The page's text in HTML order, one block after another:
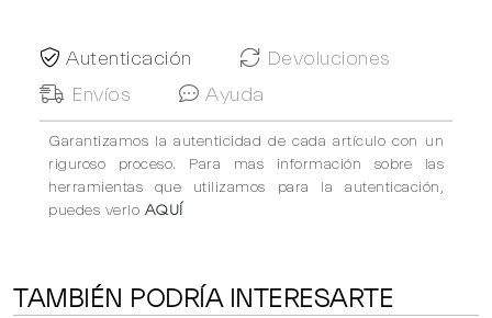
Autenticación
Devoluciones
Envíos
Ayuda
Garantizamos la autenticidad de cada artículo con un
riguroso proceso. Para mas información sobre las
herramientas que utilizamos para la autenticación,
puedes verlo AQUÍ
TAMBIÉN PODRÍA INTERESARTE